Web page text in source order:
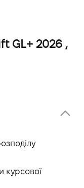
GL+ 2026 ,
курсової